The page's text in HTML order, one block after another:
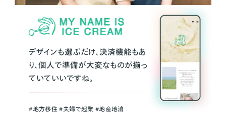
デザインも選ぶだけ、決済機能もあ
り、個人で準備が大変なものが揃っ
ていていいですね。
#地方移住 #夫婦で起業 #地産地消